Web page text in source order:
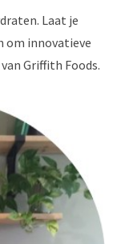
Laat je
om innovatieve
Griffith Foods.